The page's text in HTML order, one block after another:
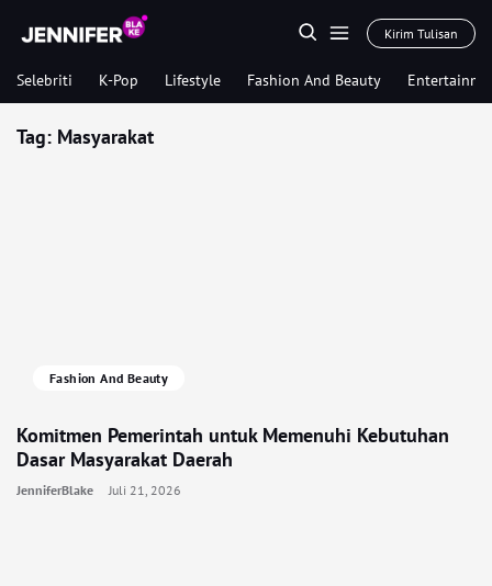
Kirim Tulisan
Selebriti K-Pop Lifestyle Fashion And Beauty
Tag: Masyarakat
Fashion And Beauty
Komitmen Pemerintah untuk Memenuhi Kebutuhan
Dasar Masyarakat Daerah
JenniferBlake Juli 21, 2026